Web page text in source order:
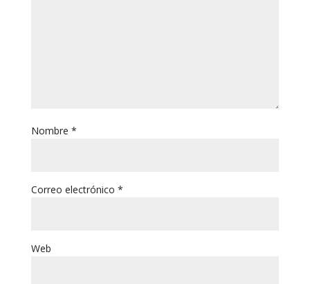
Nombre *
Correo electrónico *
Web